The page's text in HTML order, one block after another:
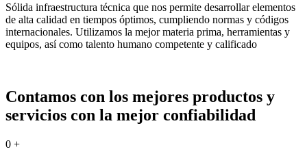
Sólida infraestructura técnica que nos permite desarrollar elementos
de alta calidad en tiempos óptimos, cumpliendo normas y códigos
internacionales. Utilizamos la mejor materia prima, herramientas y
equipos, así como talento humano competente y calificado
Contamos con los mejores productos y
servicios con la mejor confiabilidad
0 +